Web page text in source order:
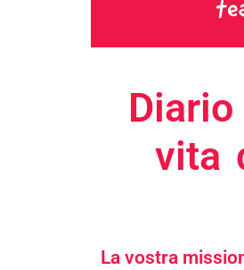
vita
La vostra